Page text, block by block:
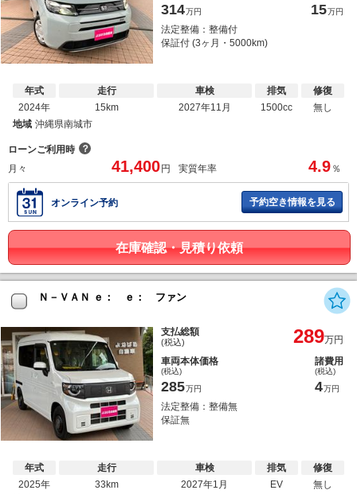
314万円 15万円
法定整備：整備付
保証付 (3ヶ月・5000km)
年式
2024年
走行
15km
車検
2027年11月
排気
1500cc
修復
無し
地域 沖縄県南城市
ローンご利用時 ？
月々
41,400円 実質年率 4.9 ％
オンライン予約 予約空き情報を見る
在庫確認・見積り依頼
Ｎ－ＶＡＮ ｅ： ｅ： ファン
支払総額
(税込) 289万円
車両本体価格
(税込)
285万円
諸費用
(税込)
4万円
法定整備：整備無
保証無
年式
2025年
走行
33km
車検
2027年1月
排気
EV
修復
無し